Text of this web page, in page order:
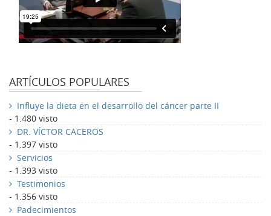
ARTÍCULOS POPULARES
Influye la dieta en el desarrollo del cáncer parte II
- 1.480 visto
DR. VÍCTOR CACEROS
- 1.397 visto
Servicios
- 1.393 visto
Testimonios
- 1.356 visto
Padecimientos